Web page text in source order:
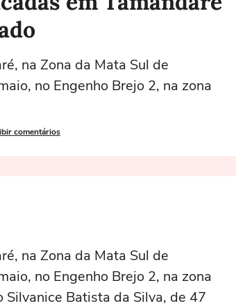
na Zona da Mata Sul de
no Engenho Brejo 2, na zona
comentários
na Zona da Mata Sul de
no Engenho Brejo 2, na zona
Batista da Silva, de 47